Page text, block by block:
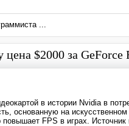
...
цена $2000 за GeForce
в истории Nvidia в
основанную на
FPS в играх.